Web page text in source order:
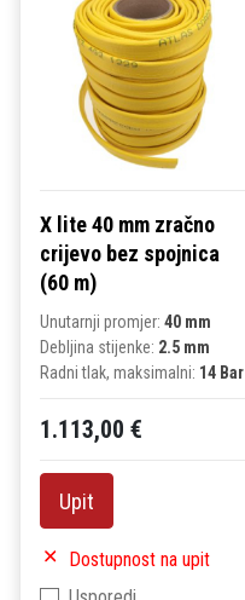
X lite 40 mm zračno
crijevo bez spojnica
(60 m)
Unutarnji promjer: 40 mm
Debljina stijenke: 2.5 mm
Radni tlak, maksimalni: 14 Bar
1.113,00 €
Upit
Dostupnost na upit